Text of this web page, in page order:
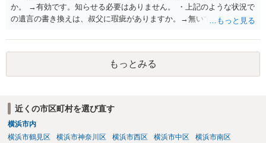
か。 →有効です。知らせる必要はありません。 ・上記のような状況で
の遺言の書き換えは、叔父に瑕疵がありますか。→無いです。 ・分割
ますか。 →本人が自由に決められますので、どこが妥当とは言えない
です。客観的な基準もありません。 ・できれば穏やかに、分割を拒否
することはできますか。 →分割を拒否するということは、遺産はいら
ないということでしょうか。遺言で、受取を指定されててもいらない
もっとみる
近くの市区町村を選び直す
横浜市内
横浜市鶴見区
横浜市神奈川区 横浜市西区 横浜市中区
横浜市南区